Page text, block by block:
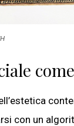
con un